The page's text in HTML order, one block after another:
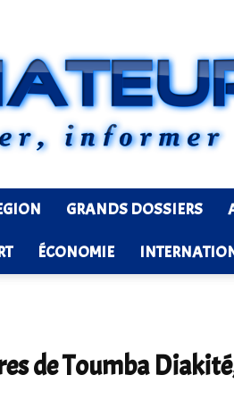
GRANDS DOSSIERS
ÉCONOMIE
de Toumba